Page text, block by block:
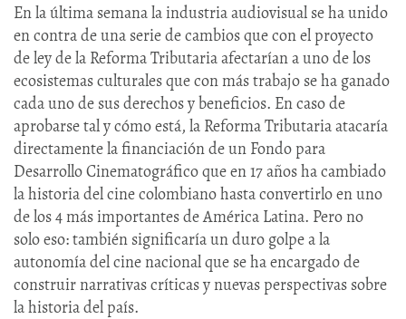
En la última semana la industria audiovisual se ha unido
en contra de una serie de cambios que con el proyecto
de ley de la Reforma Tributaria afectarían a uno de los
ecosistemas culturales que con más trabajo se ha ganado
cada uno de sus derechos y beneficios. En caso de
aprobarse tal y cómo está, la Reforma Tributaria atacaría
directamente la financiación de un Fondo para
Desarrollo Cinematográfico que en 17 años ha cambiado
la historia del cine colombiano hasta convertirlo en uno
de los 4 más importantes de América Latina. Pero no
solo eso: también significaría un duro golpe a la
autonomía del cine nacional que se ha encargado de
construir narrativas críticas y nuevas perspectivas sobre
la historia del país.